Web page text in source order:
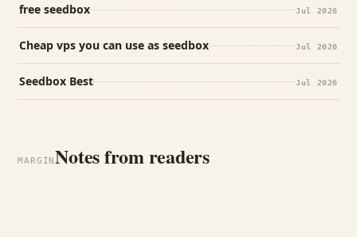
free seedbox Jul 2026
Cheap vps you can use as seedbox Jul 2026
Seedbox Best Jul 2026
MARGINNotes from readers